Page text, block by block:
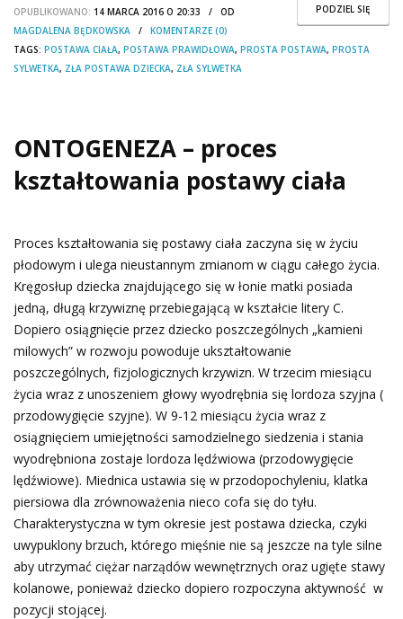
PODZIEL SIĘ
OPUBLIKOWANO: 14 MARCA 2016 O 20:33 / OD
MAGDALENA BĘDKOWSKA / KOMENTARZE (0)
TAGS: POSTAWA CIAŁA, POSTAWA PRAWIDŁOWA, PROSTA POSTAWA, PROSTA
SYLWETKA, ZŁA POSTAWA DZIECKA, ZŁA SYLWETKA
ONTOGENEZA – proces
kształtowania postawy ciała
Proces kształtowania się postawy ciała zaczyna się w życiu
płodowym i ulega nieustannym zmianom w ciągu całego życia.
Kręgosłup dziecka znajdującego się w łonie matki posiada
jedną, długą krzywiznę przebiegającą w kształcie litery C.
Dopiero osiągnięcie przez dziecko poszczególnych „kamieni
milowych” w rozwoju powoduje ukształtowanie
poszczególnych, fizjologicznych krzywizn. W trzecim miesiącu
życia wraz z unoszeniem głowy wyodrębnia się lordoza szyjna (
przodowygięcie szyjne). W 9-12 miesiącu życia wraz z
osiągnięciem umiejętności samodzielnego siedzenia i stania
wyodrębniona zostaje lordoza lędźwiowa (przodowygięcie
lędźwiowe). Miednica ustawia się w przodopochyleniu, klatka
piersiowa dla zrównoważenia nieco cofa się do tyłu.
Charakterystyczna w tym okresie jest postawa dziecka, czyki
uwypuklony brzuch, którego mięśnie nie są jeszcze na tyle silne
aby utrzymać ciężar narządów wewnętrznych oraz ugięte stawy
kolanowe, ponieważ dziecko dopiero rozpoczyna aktywność w
pozycji stojącej.